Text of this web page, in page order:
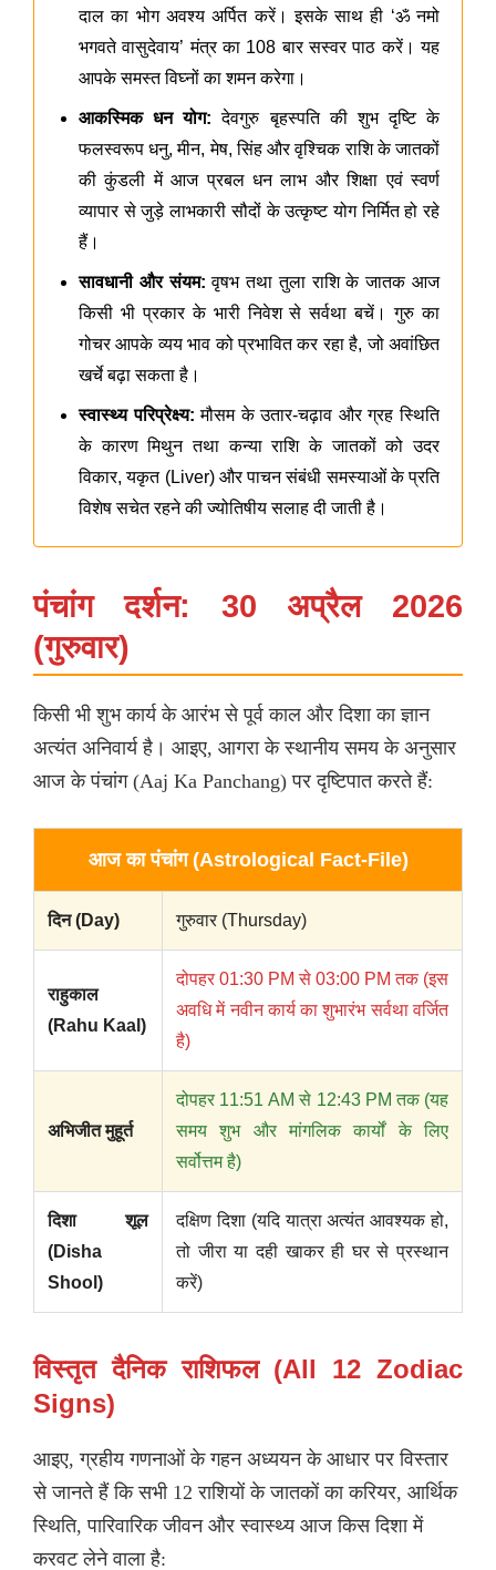
दाल का भोग अवश्य अर्पित करें। इसके साथ ही ‘ॐ नमो
भगवते वासुदेवाय’ मंत्र का 108 बार सस्वर पाठ करें। यह
आपके समस्त विघ्नों का शमन करेगा।
आकस्मिक धन योग: देवगुरु बृहस्पति की शुभ दृष्टि के
फलस्वरूप धनु, मीन, मेष, सिंह और वृश्चिक राशि के जातकों
की कुंडली में आज प्रबल धन लाभ और शिक्षा एवं स्वर्ण
व्यापार से जुड़े लाभकारी सौदों के उत्कृष्ट योग निर्मित हो रहे
हैं।
सावधानी और संयम: वृषभ तथा तुला राशि के जातक आज
किसी भी प्रकार के भारी निवेश से सर्वथा बचें। गुरु का
गोचर आपके व्यय भाव को प्रभावित कर रहा है, जो अवांछित
खर्चे बढ़ा सकता है।
स्वास्थ्य परिप्रेक्ष्य: मौसम के उतार-चढ़ाव और ग्रह स्थिति
के कारण मिथुन तथा कन्या राशि के जातकों को उदर
विकार, यकृत (Liver) और पाचन संबंधी समस्याओं के प्रति
विशेष सचेत रहने की ज्योतिषीय सलाह दी जाती है।
पंचांग दर्शन: 30 अप्रैल 2026
(गुरुवार)
किसी भी शुभ कार्य के आरंभ से पूर्व काल और दिशा का ज्ञान
अत्यंत अनिवार्य है। आइए, आगरा के स्थानीय समय के अनुसार
आज के पंचांग (Aaj Ka Panchang) पर दृष्टिपात करते हैं:
आज का पंचांग (Astrological Fact-File)
दिन (Day) गुरुवार (Thursday)
राहुकाल
(Rahu Kaal)
दोपहर 01:30 PM से 03:00 PM तक (इस
अवधि में नवीन कार्य का शुभारंभ सर्वथा वर्जित
है)
अभिजीत मुहूर्त
दोपहर 11:51 AM से 12:43 PM तक (यह
समय शुभ और मांगलिक कार्यों के लिए
सर्वोत्तम है)
दिशा शूल
(Disha
Shool)
दक्षिण दिशा (यदि यात्रा अत्यंत आवश्यक हो,
तो जीरा या दही खाकर ही घर से प्रस्थान
करें)
विस्तृत दैनिक राशिफल (All 12 Zodiac
Signs)
आइए, ग्रहीय गणनाओं के गहन अध्ययन के आधार पर विस्तार
से जानते हैं कि सभी 12 राशियों के जातकों का करियर, आर्थिक
स्थिति, पारिवारिक जीवन और स्वास्थ्य आज किस दिशा में
करवट लेने वाला है: